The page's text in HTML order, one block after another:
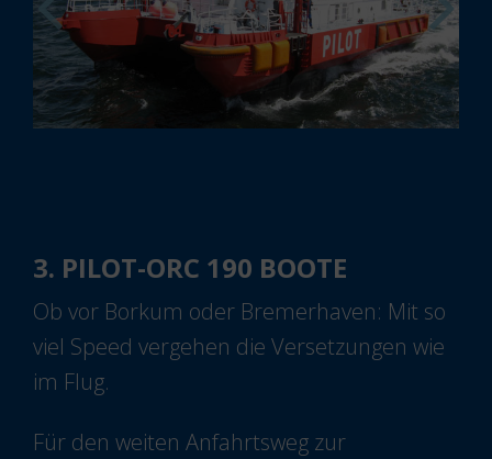
3. PILOT-ORC 190 BOOTE
Ob vor Borkum oder Bremerhaven: Mit so
viel Speed vergehen die Versetzungen wie
im Flug.
Für den weiten Anfahrtsweg zur